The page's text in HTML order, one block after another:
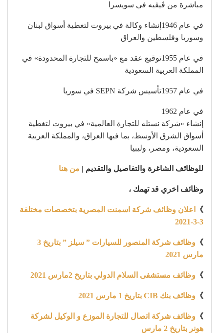
مباشرة من ڤيڤيه في سويسرا
في عام 1946إنشاء وكالة في بيروت لتغطية أسواق لبنان
وسوريا وفلسطين والعراق
في عام 1955توقيع عقد مع «باسمح للتجارة المحدودة» في
المملكة العربية السعودية
في عام 1957تأسيس شركة SEPN في سوريا
في عام 1962
إنشاء «شركة نستله للتجارة العالمية» في بيروت لتغطية
أسواق الشرق الأوسط، بما فيها العراق، والمملكة العربية
السعودية، ومصر، وليبيا
للوظائف الشاغرة والتفاصيل والتقديم | من هنا
وظائف اخري قد تهمك ،
》
اعلان وظائف شركة اسمنت المصرية بتخصصات مختلفة
3-3-2021
》
وظائف شركة المنصور للسيارات ” سيلز ” بتاريخ 3
مارس 2021
》 وظائف مستشفى السلام الدولي بتاريخ 2مارس 2021
》 وظائف بنك CIB بتاريخ 1 مارس 2021
》 وظائف شركة اتصال للتجارة الموزع و الوكيل لشركة
هونر بتاريخ 2 مارس